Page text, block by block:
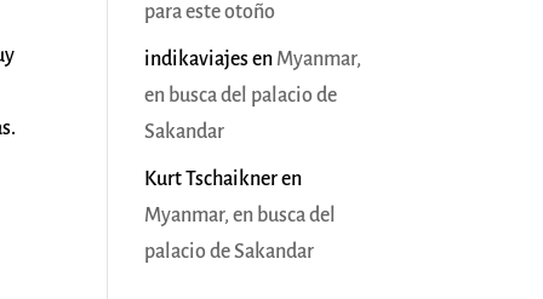
para este otoño
indikaviajes en Myanmar,
en busca del palacio de
Sakandar
Kurt Tschaikneren
Myanmar, en busca del
palacio de Sakandar